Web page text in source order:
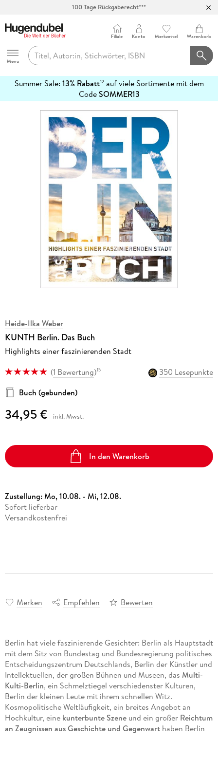
Hugendubel
Menu
Filiale Konto Merkzettel Warenkorb
Summer Sale: 13% Rabatt12auf viele Sortimente mit dem
CodeSOMMER13
erfahren
Heide-Ilka Weber
KUNTH Berlin. Das Buch
Highlights einer faszinierenden Stadt
(1 Bewertung)15
350 Lesepunkte
Buch (gebunden)
34,95 € inkl. Mwst.
In den Warenkorb
Zustellung:Mo, 10.08. - Mi, 12.08.
Sofort lieferbar
Versandkostenfrei
Merken Empfehlen Bewerten
Berlin hat viele faszinierende Gesichter: Berlin als Hauptstadt
mit dem Sitz von Bundestag und Bundesregierung politisches
Entscheidungszentrum Deutschlands, Berlin der Künstler und
Intellektuellen, der großen Bühnen und Museen, das Multi-
Kulti-Berlin, ein Schmelztiegel verschiedenster Kulturen,
Berlin der kleinen Leute mit ihrem schnellen Witz.
Kosmopolitische Weltläufigkeit, ein breites Angebot an
Hochkultur, eine kunterbunte Szeneund ein großer Reichtum
an Zeugnissen aus Geschichte und Gegenwarthaben Berlin